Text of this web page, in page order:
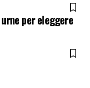
per eleggere